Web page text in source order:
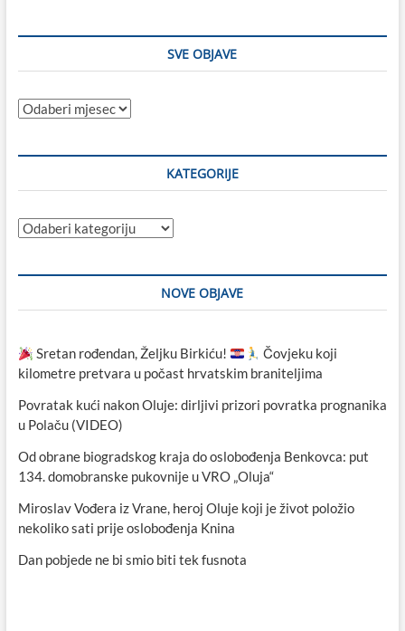
SVE OBJAVE
Sve
KATEGORIJE
Kategorije
NOVE OBJAVE
Sretan rođendan, Željku Birkiću!
Čovjeku koji
kilometre pretvara u počast hrvatskim braniteljima
Povratak kući nakon Oluje: dirljivi prizori povratka prognanika
u Polaču (VIDEO)
Od obrane biogradskog kraja do oslobođenja Benkovca: put
134. domobranske pukovnije u VRO „Oluja“
Miroslav Vođera iz Vrane, heroj Oluje koji je život položio
nekoliko sati prije oslobođenja Knina
Dan pobjede ne bi smio biti tek fusnota